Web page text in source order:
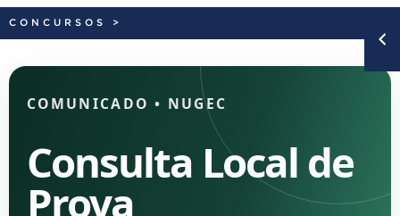
INTERNACIONAL
PORTARIAS
CONCURSOS >
COMUNICADO • NUGEC
Consulta Local de
Prova